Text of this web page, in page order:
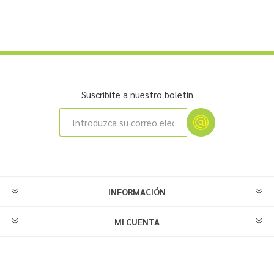
Suscribite a nuestro boletín
INFORMACIÓN
MI CUENTA